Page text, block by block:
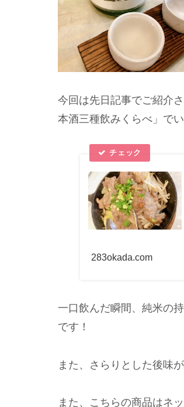
今回は先日記事でご紹介
本酒三種飲みくらべ」でい
283okada.com
一口飲んだ瞬間、純米の
です！
また、さらりとした後味
また、こちらの商品はネ